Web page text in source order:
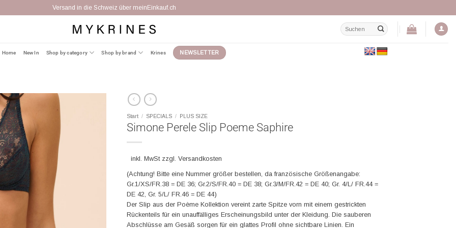
Versand in die Schweiz über meinEinkauf.ch
Suchen
nach:
Home New In Shop by category Shop by brand Krines NEWSLETTER
Start / SPECIALS / PLUS SIZE
Simone Perele Slip Poeme Saphire
inkl. MwSt zzgl. Versandkosten
(Achtung! Bitte eine Nummer größer bestellen, da französische Größenangabe:
Gr.1/XS/FR.38 = DE 36; Gr.2/S/FR.40 = DE 38; Gr.3/M/FR.42 = DE 40; Gr. 4/L/ FR.44 =
DE 42, Gr. 5/L/ FR.46 = DE 44)
Der Slip aus der Poème Kollektion vereint zarte Spitze vorn mit einem gestrickten
Rückenteils für ein unauffälliges Erscheinungsbild unter der Kleidung. Die sauberen
Abschlüsse am Gesäß sorgen für ein glattes Profil ohne sichtbare Linien. Ein